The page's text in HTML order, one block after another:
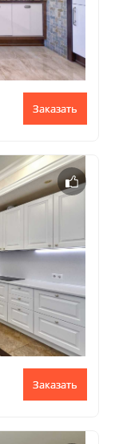
Заказать
Заказать